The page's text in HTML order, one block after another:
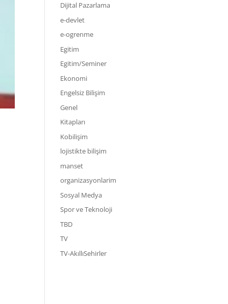
Dijital Pazarlama
e-devlet
e-ogrenme
Egitim
Egitim/Seminer
Ekonomi
Engelsiz Bilişim
Genel
Kitapları
Kobilişim
lojistikte bilişim
manset
organizasyonlarim
Sosyal Medya
Spor ve Teknoloji
TBD
TV
TV-AkıllıSehirler